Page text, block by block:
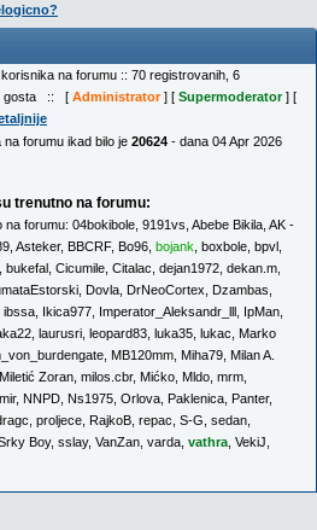
korisnika na forumu :: 70 registrovanih, 6
gosta :: [ Administrator] [ Supermoderator] [
forumu ikad bilo je 20624 - dana 04 Apr 2026
trenutno na forumu:
na forumu: 04bokibole 9191vs Abebe Bikila AK -
Asteker, BBCRF, Bo96 bojank boxbole bpvl
bukefal Cicumile Citalac dejan1972 dekan.m
Dovla DrNeoCortex Dzambas
ibssa Ikica977 Imperator_Aleksandr_lll IpMan
laurusri leopard83 luka35 lukac Marko
MB120mm Miha79 Milan A.
Miletić Zoran milos.cbr, Mićko Mldo mrm
, NNPD Ns1975 Orlova Paklenica Panter,
proljece RajkoB repac S-G sedan
Boy, sslay, VanZan varda vathra VekiJ